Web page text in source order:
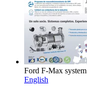
Ford F-Max system
English